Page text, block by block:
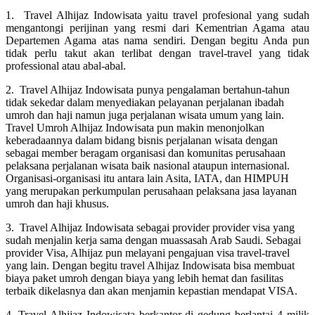
1. Travel Alhijaz Indowisata yaitu travel profesional yang sudah
mengantongi perijinan yang resmi dari Kementrian Agama atau
Departemen Agama atas nama sendiri. Dengan begitu Anda pun
tidak perlu takut akan terlibat dengan travel-travel yang tidak
professional atau abal-abal.
2. Travel Alhijaz Indowisata punya pengalaman bertahun-tahun
tidak sekedar dalam menyediakan pelayanan perjalanan ibadah
umroh dan haji namun juga perjalanan wisata umum yang lain.
Travel Umroh Alhijaz Indowisata pun makin menonjolkan
keberadaannya dalam bidang bisnis perjalanan wisata dengan
sebagai member beragam organisasi dan komunitas perusahaan
pelaksana perjalanan wisata baik nasional ataupun internasional.
Organisasi-organisasi itu antara lain Asita, IATA, dan HIMPUH
yang merupakan perkumpulan perusahaan pelaksana jasa layanan
umroh dan haji khusus.
3. Travel Alhijaz Indowisata sebagai provider provider visa yang
sudah menjalin kerja sama dengan muassasah Arab Saudi. Sebagai
provider Visa, Alhijaz pun melayani pengajuan visa travel-travel
yang lain. Dengan begitu travel Alhijaz Indowisata bisa membuat
biaya paket umroh dengan biaya yang lebih hemat dan fasilitas
terbaik dikelasnya dan akan menjamin kepastian mendapat VISA.